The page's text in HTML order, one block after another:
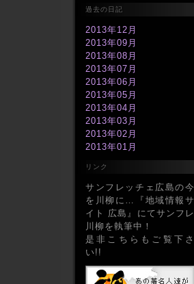
過去の日記
2013年12月
2013年09月
2013年08月
2013年07月
2013年06月
2013年05月
2013年04月
2013年03月
2013年02月
2013年01月
2012年11月
2012年10月
2012年09月
2012年08月
2012年07月
2012年06月
2012年05月
2012年04月
2012年03月
リンク
サンフレッチェ広島の今
を川柳に…『地域情報サ
イト 広島』にてサンフレ
川柳を執筆中！
是非こちらもご覧下さ
い!!